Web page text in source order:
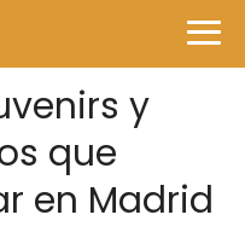
y
que
en Madrid